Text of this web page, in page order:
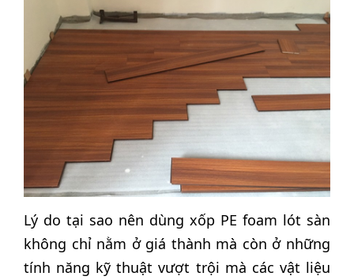
Lý do tại sao nên dùng xốp PE foam lót sàn
không chỉ nằm ở giá thành mà còn ở những
tính năng kỹ thuật vượt trội mà các vật liệu